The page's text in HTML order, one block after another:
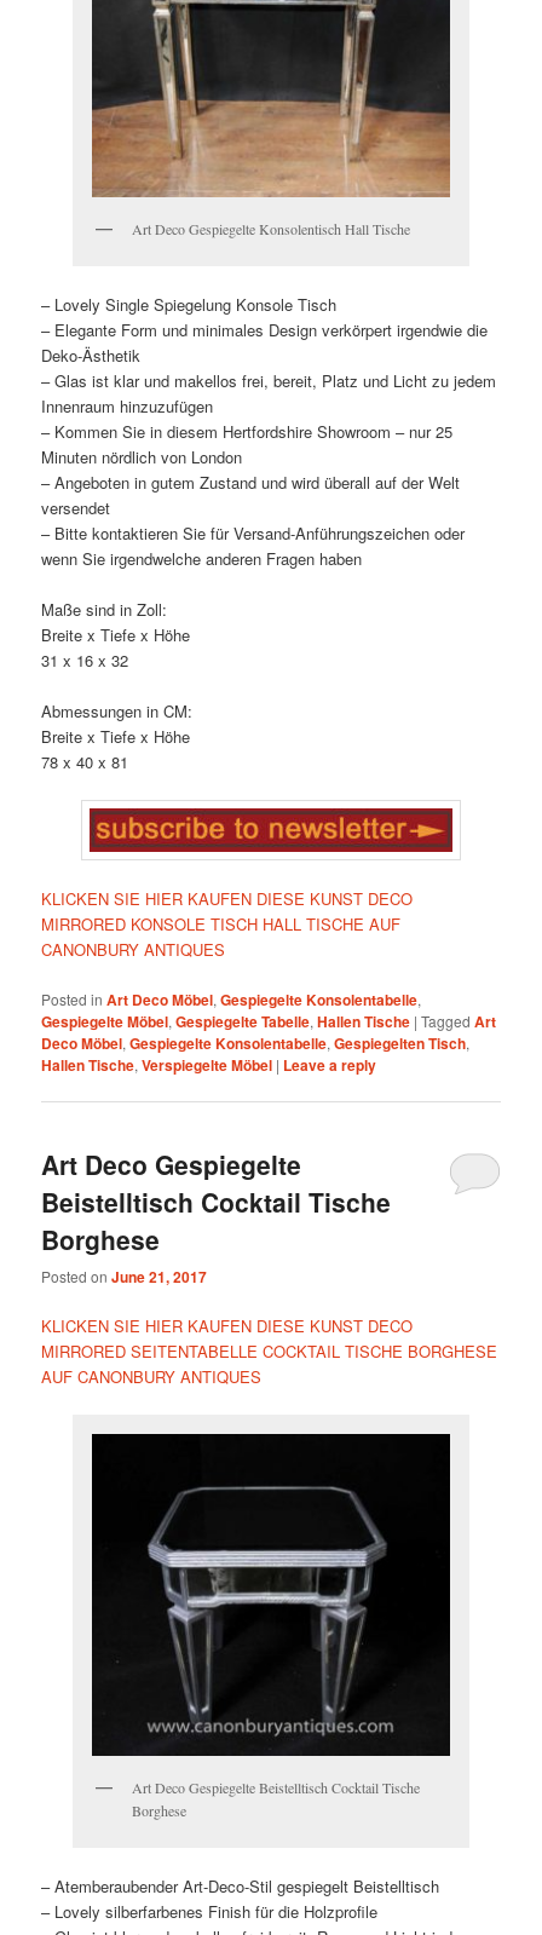
Art Deco Gespiegelte Konsolentisch Hall Tische
– Lovely Single Spiegelung Konsole Tisch
– Elegante Form und minimales Design verkörpert irgendwie die
Deko-Ästhetik
– Glas ist klar und makellos frei, bereit, Platz und Licht zu jedem
Innenraum hinzuzufügen
– Kommen Sie in diesem Hertfordshire Showroom – nur 25
Minuten nördlich von London
– Angeboten in gutem Zustand und wird überall auf der Welt
versendet
– Bitte kontaktieren Sie für Versand-Anführungszeichen oder
wenn Sie irgendwelche anderen Fragen haben
Maße sind in Zoll:
Breite x Tiefe x Höhe
31 x 16 x 32
Abmessungen in CM:
Breite x Tiefe x Höhe
78 x 40 x 81
KLICKEN SIE HIER KAUFEN DIESE KUNST DECO
MIRRORED KONSOLE TISCH HALL TISCHE AUF
CANONBURY ANTIQUES
Posted in Art Deco Möbel,Gespiegelte Konsolentabelle,
Gespiegelte Möbel,Gespiegelte Tabelle,Hallen Tische |Tagged Art
Deco Möbel,Gespiegelte Konsolentabelle,Gespiegelten Tisch,
Hallen Tische,Verspiegelte Möbel | Leave a reply
Art Deco Gespiegelte
Beistelltisch Cocktail Tische
Borghese
Posted onJune 21, 2017
KLICKEN SIE HIER KAUFEN DIESE KUNST DECO
MIRRORED SEITENTABELLE COCKTAIL TISCHE BORGHESE
AUF CANONBURY ANTIQUES
Art Deco Gespiegelte Beistelltisch Cocktail Tische
Borghese
– Atemberaubender Art-Deco-Stil gespiegelt Beistelltisch
– Lovely silberfarbenes Finish für die Holzprofile